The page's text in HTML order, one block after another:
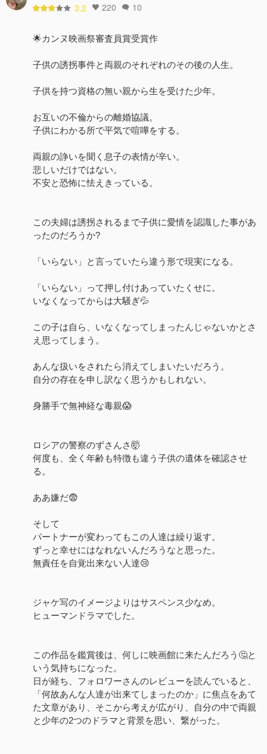
3.2 220 10
🌟カンヌ映画祭審査員賞受賞作
子供の誘拐事件と両親のそれぞれのその後の人生。
子供を持つ資格の無い親から生を受けた少年。
お互いの不倫からの離婚協議。
子供にわかる所で平気で喧嘩をする。
両親の諍いを聞く息子の表情が辛い。
悲しいだけではない。
不安と恐怖に怯えきっている。
この夫婦は誘拐されるまで子供に愛情を認識した事があ
ったのだろうか?
「いらない」と言っていたら違う形で現実になる。
「いらない」って押し付けあっていたくせに。
いなくなってからは大騒ぎ💦
この子は自ら、いなくなってしまったんじゃないかとさ
え思ってしまう。
あんな扱いをされたら消えてしまいたいだろう。
自分の存在を申し訳なく思うかもしれない。
身勝手で無神経な毒親😱
ロシアの警察のずさんさ🤯
何度も、全く年齢も特徴も違う子供の遺体を確認させ
る。
ああ嫌だ😨
そして
パートナーが変わってもこの人達は繰り返す。
ずっと幸せにはなれないんだろうなと思った。
無責任を自覚出来ない人達😢
ジャケ写のイメージよりはサスペンス少なめ。
ヒューマンドラマでした。
この作品を鑑賞後は、何しに映画館に来たんだろう🤔と
いう気持ちになった。
日が経ち、フォロワーさんのレビューを読んでいると、
「何故あんな人達が出来てしまったのか」に焦点をあて
た文章があり、そこから考えが広がり、自分の中で両親
と少年の2つのドラマと背景を思い、繋がった。